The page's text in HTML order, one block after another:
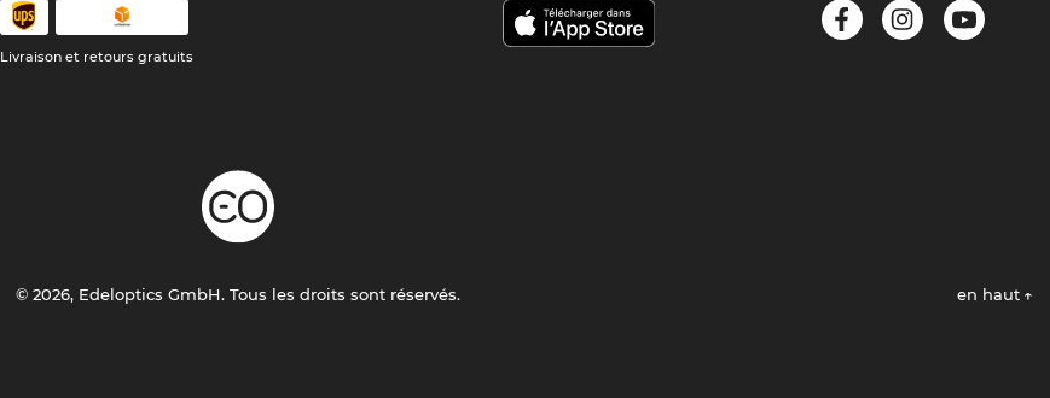
Livraison et retours gratuits
© 2026, Edeloptics GmbH. Tous les droits sont réservés. en haut